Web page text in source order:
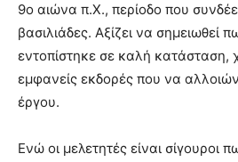
9ο αιώνα π.Χ., περίοδο που
βασιλιάδες. Αξίζει να σημειωθεί
εντοπίστηκε σε καλή κατάσταση,
εμφανείς εκδορές που να
έργου.
Ενώ οι μελετητές είναι σίγουροι